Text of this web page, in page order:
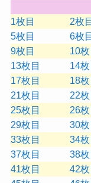
1枚目
2枚
5枚目
6枚
9枚目
10枚
13枚目
14枚
17枚目
18枚
21枚目
22枚
25枚目
26枚
29枚目
30枚
33枚目
34枚
37枚目
38枚
41枚目
42枚